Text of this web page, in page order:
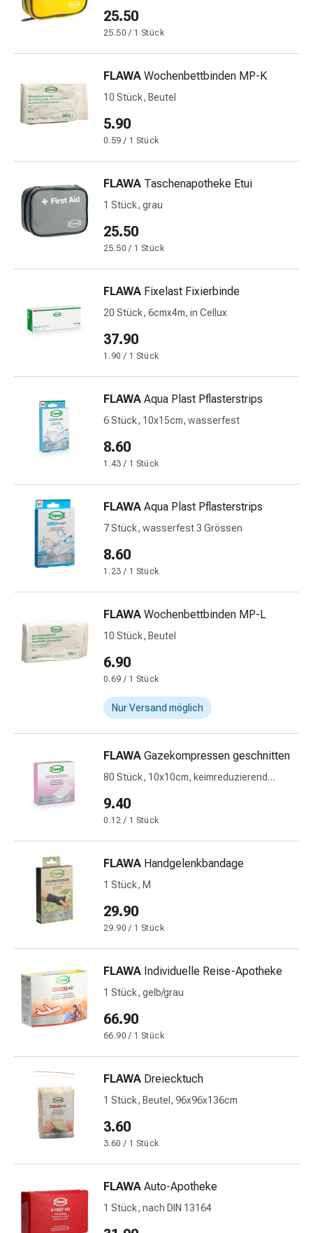
Netzverbände
Verbandsmaterial
Sonnenbrand
Verbandwechsel-
Sets
Wundauflagen
Wundbehandlung
Wundsprays
Wundverschlussstreifen
&
-
kleber
Ziehsalbe
Augen
Ohrenpflege
Augentropfen
Augenentzündungen
Augenverbände
Herz
&
Strümpfe
Kreislaufbeschwerden
Rauchstopp
Venenbeschwerden
Herznerven-
Störung
Gedächtnis-
&
Konzentrationsstörung
Heuschnupfen
Antiallergika
Haut
Magen-
Darm
Durchfall
Übelkeit
Verdauung,
Blähungen
&
Krämpfe
Medizinische
Hautpflege
Ekzeme
Hühneraugen
Nagel-
Fusspilz
Narbenbehandlung
Trockene
25.50
25.50 / 1 Stück
FLAWA Wochenbettbinden MP-K
10 Stück, Beutel
5.90
0.59 / 1 Stück
FLAWA Taschenapotheke Etui
1 Stück, grau
25.50
25.50 / 1 Stück
FLAWA Fixelast Fixierbinde
20 Stück, 6cmx4m, in Cellux
37.90
1.90 / 1 Stück
FLAWA Aqua Plast Pflasterstrips
6 Stück, 10x15cm, wasserfest
8.60
1.43 / 1 Stück
FLAWA Aqua Plast Pflasterstrips
7 Stück, wasserfest 3 Grössen
8.60
1.23 / 1 Stück
FLAWA Wochenbettbinden MP-L
10 Stück, Beutel
6.90
0.69 / 1 Stück
Nur Versand möglich
FLAWA Gazekompressen geschnitten
80 Stück, 10x10cm, keimreduzierend
9.40
0.12 / 1 Stück
FLAWA Handgelenkbandage
1 Stück, M
29.90
29.90 / 1 Stück
FLAWA Individuelle Reise-Apotheke
1 Stück, gelb/grau
66.90
66.90 / 1 Stück
FLAWA Dreiecktuch
1 Stück, Beutel, 96x96x136cm
3.60
3.60 / 1 Stück
FLAWA Auto-Apotheke
1 Stück, nach DIN 13164